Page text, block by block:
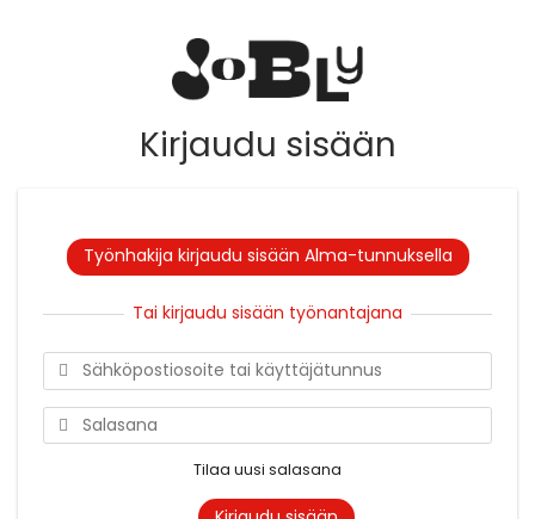
Kirjaudu sisään
Työnhakija kirjaudu sisään Alma-tunnuksella
Tai kirjaudu sisään työnantajana
Tilaa uusi salasana